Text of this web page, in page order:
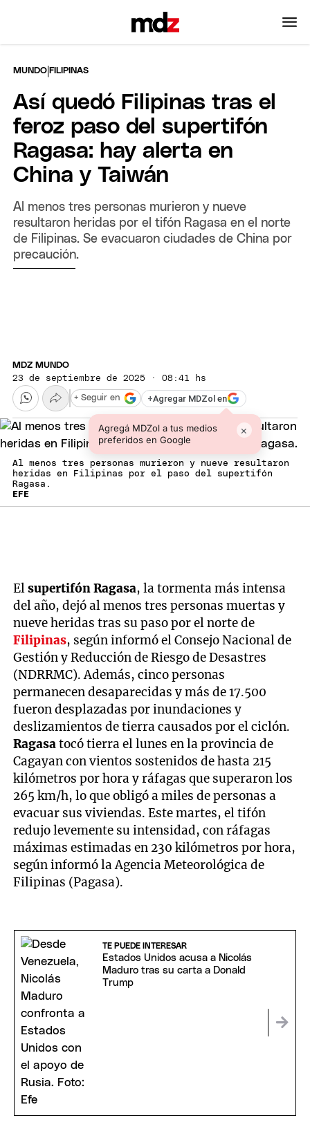
MUNDO |FILIPINAS
Así quedó Filipinas tras el
feroz paso del supertifón
Ragasa: hay alerta en
China y Taiwán
Al menos tres personas murieron y nueve
resultaron heridas por el tifón Ragasa en el norte
de Filipinas. Se evacuaron ciudades de China por
precaución.
MDZ MUNDO
23 de septiembre de 2025 · 08:41 hs
+Agregar MDZol en
Agregá MDZol a tus medios
preferidos en Google
×
+ Seguir en
Al menos tres personas murieron y nueve resultaron
heridas en Filipinas por el paso del supertifón
Ragasa.
EFE
Elsupertifón Ragasa, la tormenta más intensa
del año, dejó al menos tres personas muertas y
nueve heridas tras su paso por el norte de
Filipinas, según informó el Consejo Nacional de
Gestión y Reducción de Riesgo de Desastres
(NDRRMC). Además, cinco personas
permanecen desaparecidas y más de 17.500
fueron desplazadas por inundaciones y
deslizamientos de tierra causados por el ciclón.
Ragasatocó tierra el lunes en la provincia de
Cagayan con vientos sostenidos de hasta 215
kilómetros por hora y ráfagas que superaron los
265 km/h, lo que obligó a miles de personas a
evacuar sus viviendas. Este martes, el tifón
redujo levemente su intensidad, con ráfagas
máximas estimadas en 230 kilómetros por hora,
según informó la Agencia Meteorológica de
Filipinas (Pagasa).
TE PUEDE INTERESAR
Estados Unidos acusa a Nicolás
Maduro tras su carta a Donald
Trump